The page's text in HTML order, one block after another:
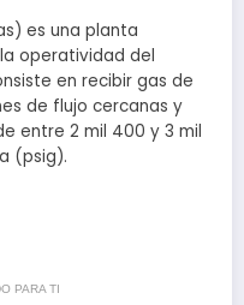
es una planta
operatividad del
en recibir gas de
de flujo cercanas y
entre 2 mil 400 y 3 mil
(psig).
PARA TI